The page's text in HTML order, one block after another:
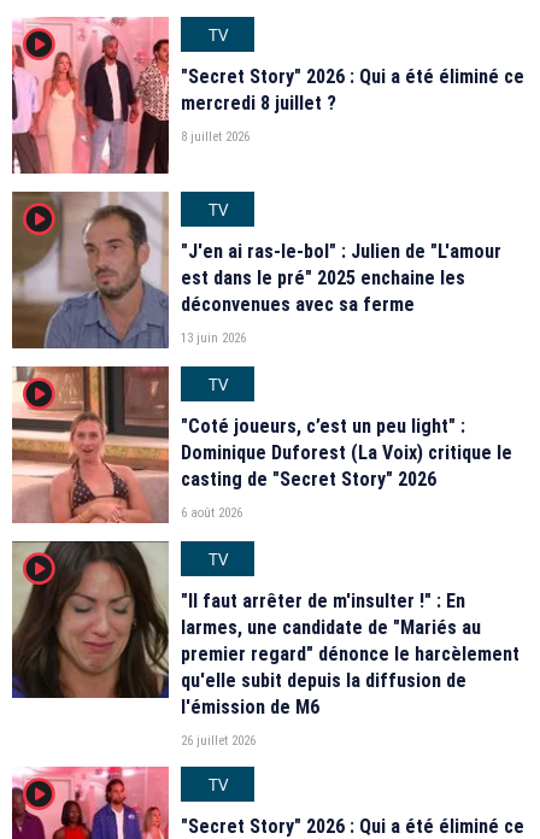
player2
TV
"Secret Story" 2026 : Qui a été éliminé ce
mercredi 8 juillet ?
8 juillet 2026
player2
TV
"J'en ai ras-le-bol" : Julien de "L'amour
est dans le pré" 2025 enchaine les
déconvenues avec sa ferme
13 juin 2026
player2
TV
"Coté joueurs, c’est un peu light" :
Dominique Duforest (La Voix) critique le
casting de "Secret Story" 2026
6 août 2026
player2
TV
"Il faut arrêter de m'insulter !" : En
larmes, une candidate de "Mariés au
premier regard" dénonce le harcèlement
qu'elle subit depuis la diffusion de
l'émission de M6
26 juillet 2026
player2
TV
"Secret Story" 2026 : Qui a été éliminé ce